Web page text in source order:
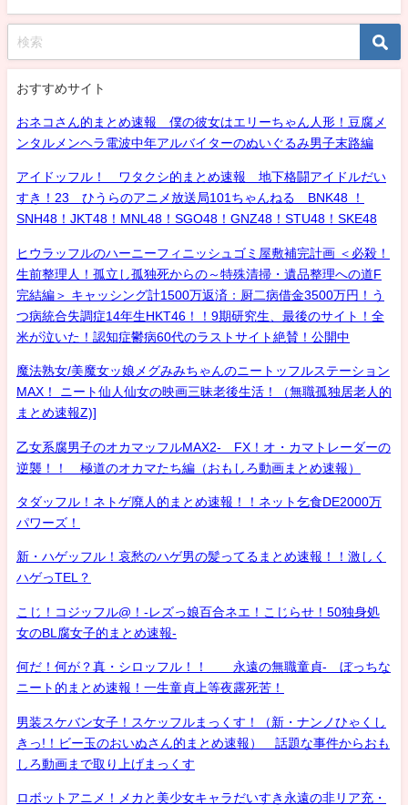
おすすめサイト
おネコさん的まとめ速報 僕の彼女はエリーちゃん人形！豆腐メ
ンタルメンヘラ電波中年アルバイターのぬいぐるみ男子末路編
アイドッフル！ ワタクシ的まとめ速報 地下格闘アイドルだい
すき！23 ひうらのアニメ放送局101ちゃんねる BNK48 ！
SNH48！JKT48！MNL48！SGO48！GNZ48！STU48！SKE48
ヒウラッフルのハーニーフィニッシュゴミ屋敷補完計画 ＜必殺！
生前整理人！孤立し孤独死からの～特殊清掃・遺品整理への道F
完結編＞ キャッシング計1500万返済：厨二病借金3500万円！う
つ病統合失調症14年生HKT46！！9期研究生、最後のサイト！全
米が泣いた！認知症鬱病60代のラストサイト絶賛！公開中
魔法熟女/美魔女ッ娘メグみみちゃんのニートッフルステーション
MAX！ ニート仙人仙女の映画三昧老後生活！（無職孤独居老人的
まとめ速報Z)]
乙女系腐男子のオカマッフルMAX2- FX！オ・カマトレーダーの
逆襲！！ 極道のオカマたち編（おもしろ動画まとめ速報）
タダッフル！ネトゲ廃人的まとめ速報！！ネット乞食DE2000万
パワーズ！
新・ハゲッフル！哀愁のハゲ男の髪ってるまとめ速報！！激しく
ハゲっTEL？
こじ！コジッフル@！-レズっ娘百合ネエ！こじらせ！50独身処
女のBL腐女子的まとめ速報-
何だ！何が？真・シロッフル！！ 永遠の無職童貞- ぼっちな
ニート的まとめ速報！一生童貞上等夜露死苦！
男装スケバン女子！スケッフルまっくす！（新・ナンノひゃくし
きっ!！ビー玉のおいぬさん的まとめ速報） 話題な事件からおも
しろ動画まで取り上げまっくす
ロボットアニメ！メカと美少女キャラだいすき永遠の非リア充・